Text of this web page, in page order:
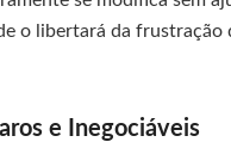
o libertará da
e Inegociáveis